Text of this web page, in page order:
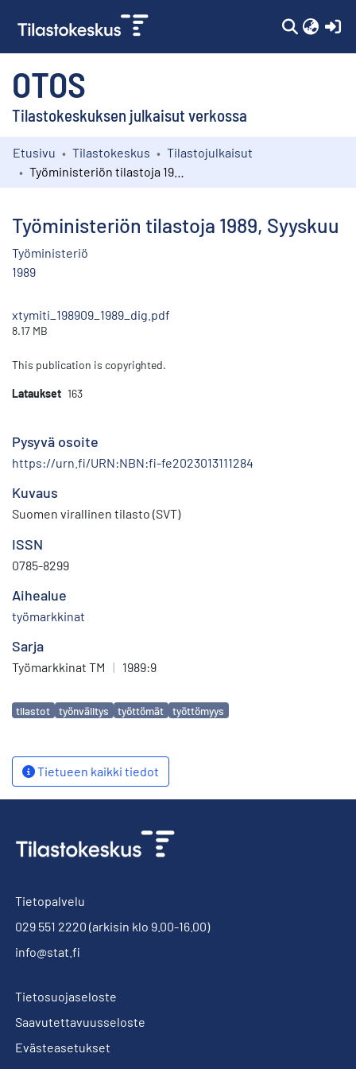
OTOS
Tilastokeskuksen julkaisut verkossa
Kokoelmat
Etusivu Tilastokeskus
Tilastojulkaisut
Työministeriön tilastoja 1989, Syyskuu
Työministeriö
1989
xtymiti_198909_1989_dig.pdf
8.17 MB
This publication is copyrighted.
Lataukset 163
Pysyvä osoite
https://urn.fi/URN:NBN:fi-fe2023013111284
Kuvaus
Suomen virallinen tilasto (SVT)
ISSN
0785-8299
Aihealue
työmarkkinat
Sarja
Työmarkkinat TM | 1989:9
Avainsanat
tilastot työnvälitys työttömät työttömyys
Tietueen kaikki tiedot
Tietopalvelu
029 551 2220 (arkisin klo 9.00-16.00)
info@stat.fi
Tietosuojaseloste
Saavutettavuusseloste
Evästeasetukset